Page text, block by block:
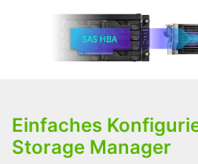
Einfaches
Storage Manager